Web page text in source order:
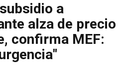
a
alza de precio
confirma MEF: